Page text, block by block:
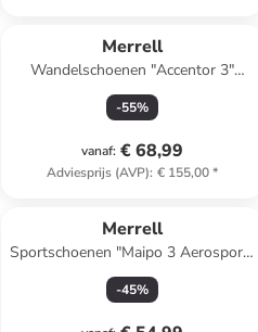
Merrell
Wandelschoenen "Accentor 3"
zwart
-55%
vanaf: € 68,99
Adviesprijs (AVP): € 155,00*
Merrell
Sportschoenen "Maipo 3 Aerosport"
crème/lichtroze
-45%